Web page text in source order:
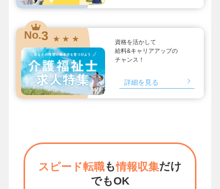
No.3 ★ ★ ★
資格を活かして
給料&キャリアアップの
チャンス！
詳細を見る
スピード転職も情報収集だけ
でもOK